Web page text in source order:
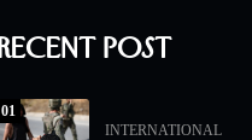
Post
01
INTERNATIONAL